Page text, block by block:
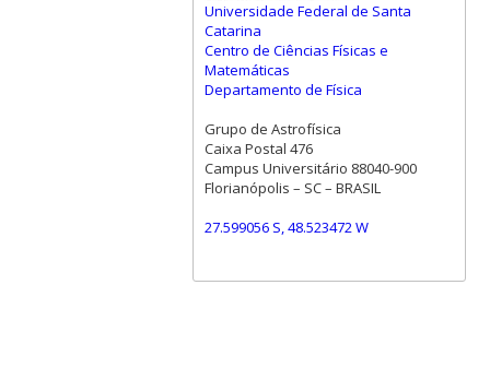
Universidade Federal de Santa
Catarina
Centro de Ciências Físicas e
Matemáticas
Departamento de Física
Grupo de Astrofísica
Caixa Postal 476
Campus Universitário 88040-900
Florianópolis – SC – BRASIL
27.599056 S, 48.523472 W